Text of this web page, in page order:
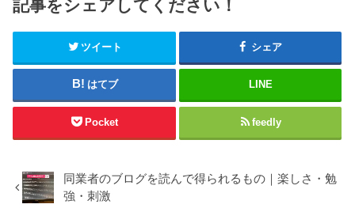
記事をシェアしてください！
ツイート シェア
はてブ LINE
Pocket feedly
同業者のブログを読んで得られるもの｜楽しさ・勉
強・刺激